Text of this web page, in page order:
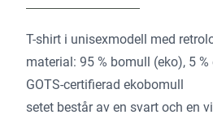
T-shirt i unisexmodell med
material: 95 % bomull (eko), 5
GOTS-certifierad ekobomull
setet består av en svart och en